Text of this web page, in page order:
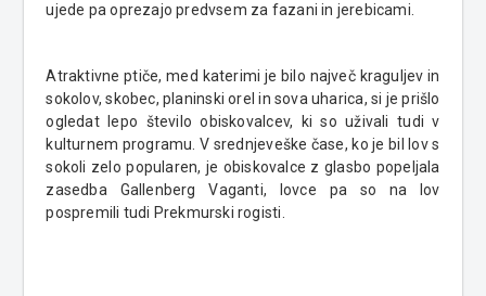
ujede pa oprezajo predvsem za fazani in jerebicami.
Atraktivne ptiče, med katerimi je bilo največ kraguljev in
sokolov, skobec, planinski orel in sova uharica, si je prišlo
ogledat lepo število obiskovalcev, ki so uživali tudi v
kulturnem programu. V srednjeveške čase, ko je bil lov s
sokoli zelo popularen, je obiskovalce z glasbo popeljala
zasedba Gallenberg Vaganti, lovce pa so na lov
pospremili tudi Prekmurski rogisti.